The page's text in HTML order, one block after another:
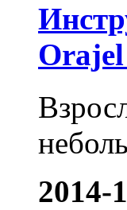
2014-